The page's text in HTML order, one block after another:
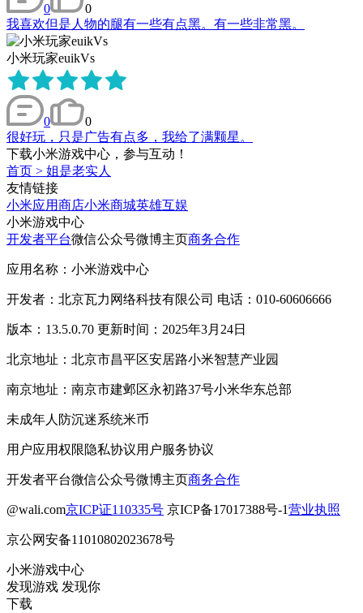
0
0
我喜欢但是人物的腿有一些有点黑。有一些非常黑。
小米玩家euikVs
0
0
很好玩，只是广告有点多，我给了满颗星。
下载小米游戏中心，参与互动！
首页 > 姐是老实人
友情链接
小米应用商店小米商城英雄互娱
小米游戏中心
开发者平台微信公众号微博主页商务合作
应用名称：小米游戏中心
开发者：北京瓦力网络科技有限公司 电话：010-60606666
版本：13.5.0.70 更新时间：2025年3月24日
北京地址：北京市昌平区安居路小米智慧产业园
南京地址：南京市建邺区永初路37号小米华东总部
未成年人防沉迷系统米币
用户应用权限隐私协议用户服务协议
开发者平台微信公众号微博主页商务合作
@wali.com京ICP证110335号 京ICP备17017388号-1营业执照
京公网安备11010802023678号
小米游戏中心
发现游戏 发现你
下载